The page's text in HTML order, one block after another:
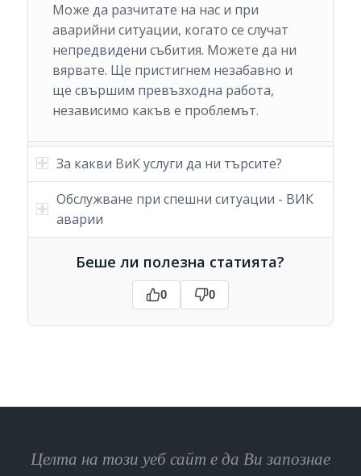
Може да разчитате на нас и при
аварийни ситуации, когато се случат
непредвидени събития. Можете да ни
вярвате. Ще пристигнем незабавно и
ще свършим превъзходна работа,
независимо какъв е проблемът.
За какви ВиК услуги да ни търсите?
Обслужване при спешни ситуации - ВИК
аварии
Беше ли полезна статията?
0 0
Целта на този уеб сайт е да Ви запознае